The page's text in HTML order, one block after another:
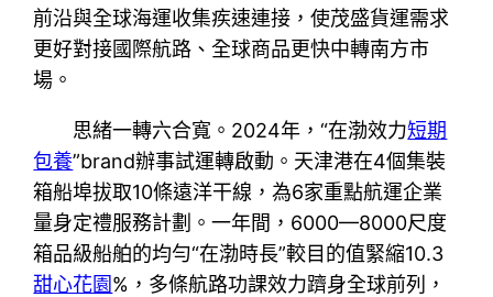
前沿與全球海運收集疾速連接，使茂盛貨運需求
更好對接國際航路、全球商品更快中轉南方市
場。
思緒一轉六合寬。2024年，“在渤效力短期
包養”brand辦事試運轉啟動。天津港在4個集裝
箱船埠拔取10條遠洋干線，為6家重點航運企業
量身定禮服務計劃。一年間，6000—8000尺度
箱品級船舶的均勻“在渤時長”較目的值緊縮10.3
甜心花園%，多條航路功課效力躋身全球前列，